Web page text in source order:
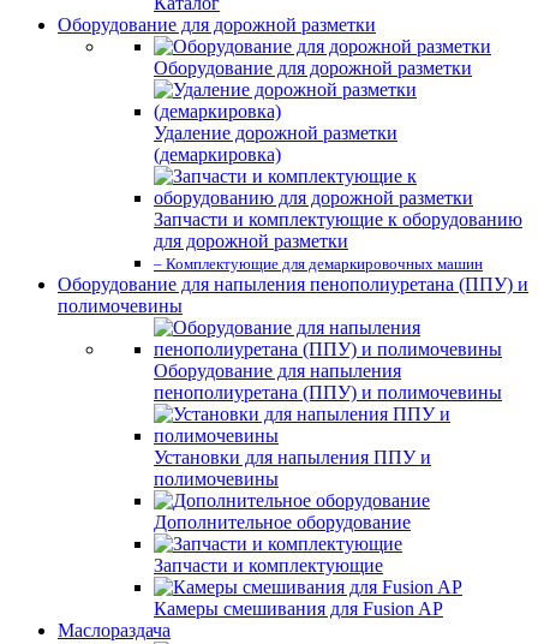
Оборудование для дорожной разметки
Оборудование для дорожной разметки
Удаление дорожной разметки
(демаркировка)
Запчасти и комплектующие к оборудованию
для дорожной разметки
– Комплектующие для демаркировочных машин
Оборудование для напыления пенополиуретана (ППУ) и
полимочевины
Оборудование для напыления
пенополиуретана (ППУ) и полимочевины
Установки для напыления ППУ и
полимочевины
Дополнительное оборудование
Запчасти и комплектующие
Камеры смешивания для Fusion AP
Маслораздача